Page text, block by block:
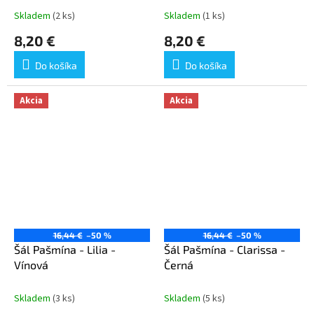
Skladem (2 ks)
8,20 €
Do košíka
Skladem (1 ks)
8,20 €
Do košíka
Akcia
16,44 € –50 %
Šál Pašmína - Lilia -
Vínová
Skladem (3 ks)
Akcia
16,44 € –50 %
Šál Pašmína - Clarissa -
Černá
Skladem (5 ks)